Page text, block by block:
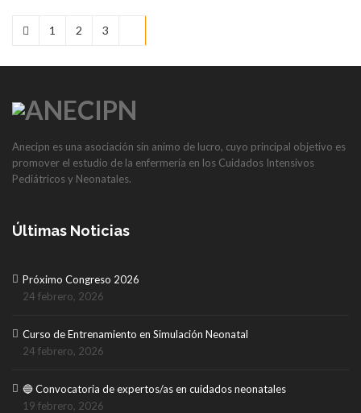
1 2 3
Anecipn es una asociación sin animo de lucro, cuyo principal objetivo es
promover el estudio de la enfermería en los Cuidados Intensivos
Pediátricos y Neonatales.
Últimas Noticias
Próximo Congreso 2026
24 febrero, 2026
Curso de Entrenamiento en Simulación Neonatal
24 febrero, 2026
🔵 Convocatoria de expertos/as en cuidados neonatales
19 febrero, 2026